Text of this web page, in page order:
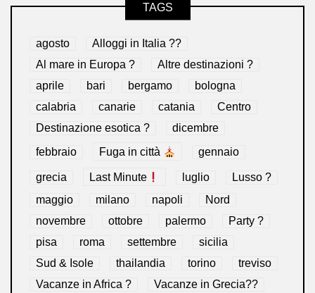
TAGS
agosto
Alloggi in Italia ??
Al mare in Europa ?️
Altre destinazioni ?
aprile
bari bergamo
bologna
calabria
canarie catania
Centro
Destinazione esotica ?
dicembre
febbraio Fuga in città gennaio
grecia Last Minute luglio
Lusso ?
maggio
milano napoli
Nord
novembre
ottobre palermo
Party ?
pisa
roma settembre
sicilia
Sud & Isole
thailandia torino
treviso
Vacanze in Africa ?
Vacanze in Grecia??